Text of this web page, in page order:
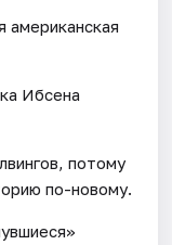
американская
Ибсена
потому
по-новому.